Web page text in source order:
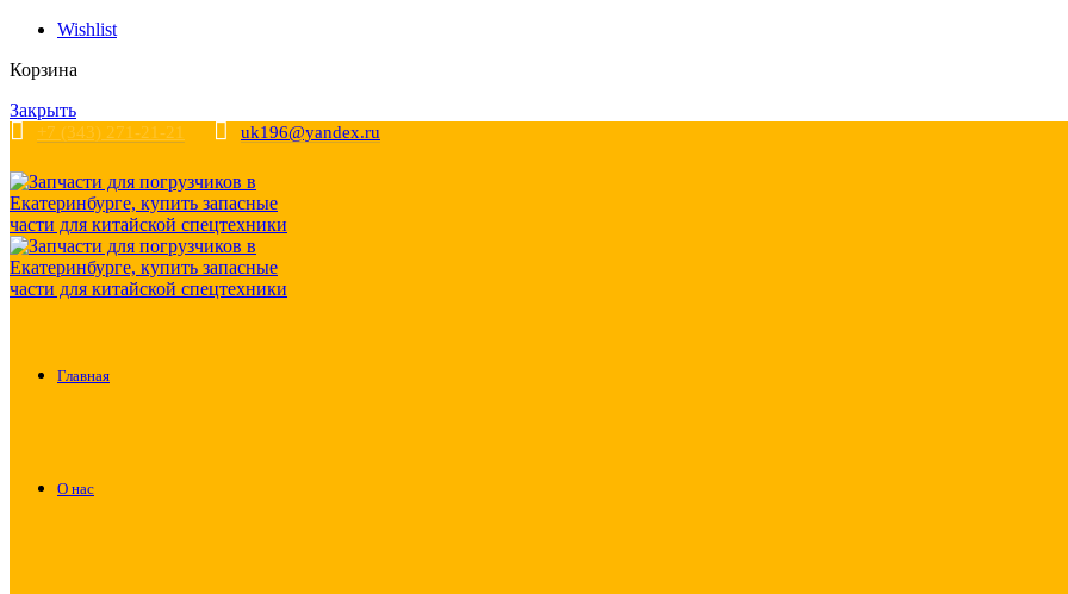
Wishlist
Корзина
Закрыть
+7 (343) 271-21-21 uk196@yandex.ru
Главная
О нас